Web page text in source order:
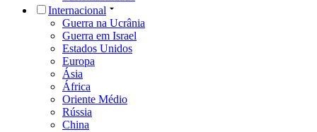
Internacional
Guerra na Ucrânia
Guerra em Israel
Estados Unidos
Europa
Ásia
África
Oriente Médio
Rússia
China